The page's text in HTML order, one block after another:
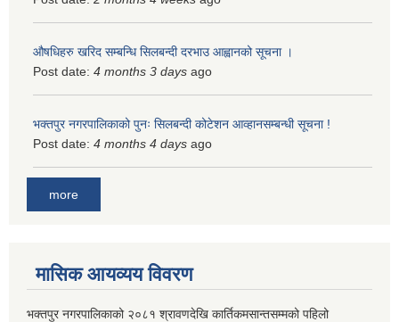
औषधिहरु खरिद सम्बन्धि सिलबन्दी दरभाउ आह्वानको सूचना ।
Post date: 4 months 3 days ago
भक्तपुर नगरपालिकाको पुनः सिलबन्दी कोटेशन आव्हानसम्बन्धी सूचना !
Post date: 4 months 4 days ago
more
मासिक आयव्यय विवरण
भक्तपुर नगरपालिकाको २०८१ श्रावणदेखि कार्तिकमसान्तसम्मको पहिलो